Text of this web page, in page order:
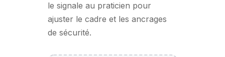
le signale au praticien pour
ajuster le cadre et les ancrages
de sécurité.